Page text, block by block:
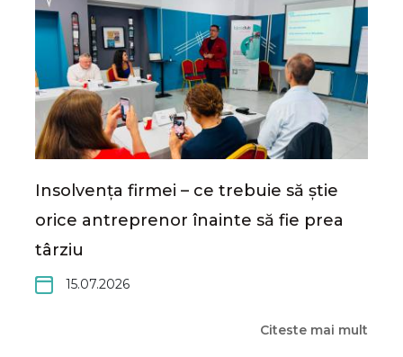
Insolvența firmei – ce trebuie să știe
orice antreprenor înainte să fie prea
târziu
15.07.2026
Citeste mai mult